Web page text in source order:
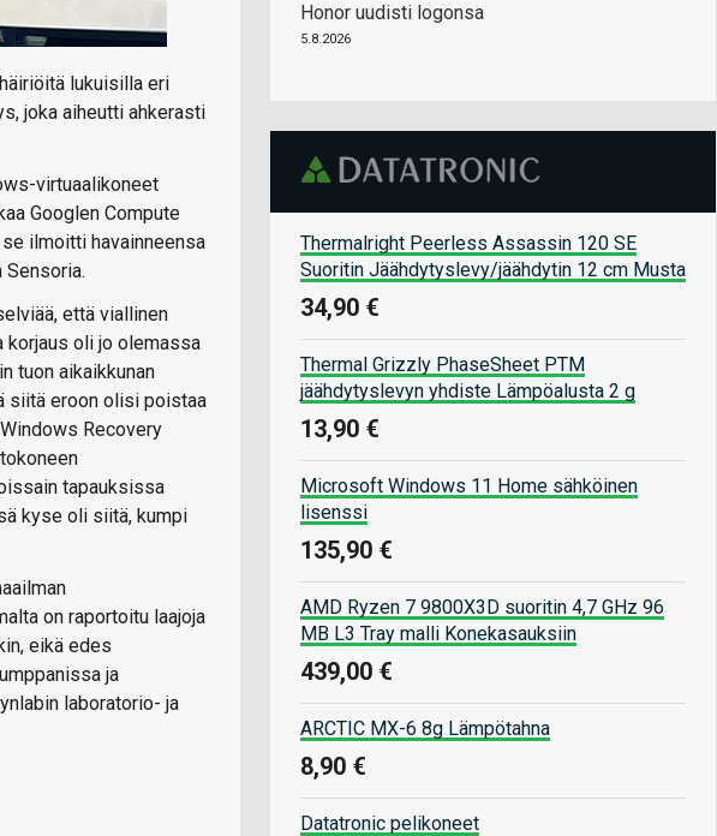
lukuisilla eri
joka aiheutti ahkerasti
virtuaalikoneet
Googlen Compute
ilmoitti havainneensa
että viallinen
korjaus oli jo olemassa
tuon aikaikkunan
siitä eroon olisi poistaa
Recovery
tapauksissa
kyse oli siitä, kumpi
on raportoitu laajoja
eikä edes
ja
laboratorio- ja
Honor uudisti logonsa
5.8.2026
Thermalright Peerless Assassin 120 SE
Suoritin Jäähdytyslevy/jäähdytin 12 cm Musta
34,90 €
Thermal Grizzly PhaseSheet PTM
jäähdytyslevyn yhdiste Lämpöalusta 2 g
13,90 €
Microsoft Windows 11 Home sähköinen
lisenssi
135,90 €
AMD Ryzen 7 9800X3D suoritin 4,7 GHz 96
MB L3 Tray malli Konekasauksiin
439,00 €
ARCTIC MX-6 8g Lämpötahna
8,90 €
Datatronic pelikoneet